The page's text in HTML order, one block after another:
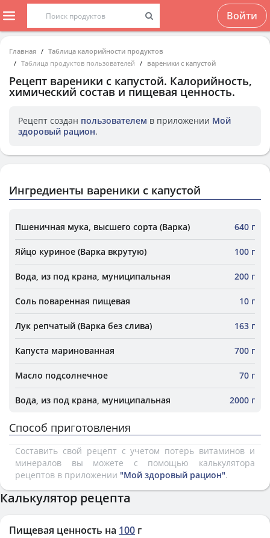
Войти
Главная
Таблица калорийности продуктов
Таблица продуктов пользователей
вареники с капустой
Рецепт вареники с капустой. Калорийность,
химический состав и пищевая ценность.
Рецепт создан пользователем в приложении Мой
здоровый рацион.
Ингредиенты вареники с капустой
Пшеничная мука, высшего сорта (Варка) 640 г
Яйцо куриное (Варка вкрутую) 100 г
Вода, из под крана, муниципальная 200 г
Соль поваренная пищевая 10 г
Лук репчатый (Варка без слива) 163 г
Капуста маринованная 700 г
Масло подсолнечное 70 г
Вода, из под крана, муниципальная 2000 г
Способ приготовления
Составить свой рецепт с учетом потерь витаминов и
минералов вы можете с помощью калькулятора
рецептов в приложении "Мой здоровый рацион".
Калькулятор рецепта
Пищевая ценность на 100 г